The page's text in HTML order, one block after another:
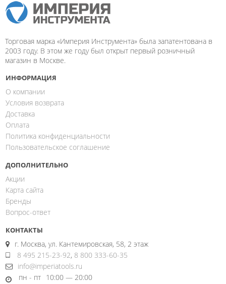
Торговая марка «Империя Инструмента» была запатентована в
2003 году. В этом же году был открыт первый розничный
магазин в Москве.
ИНФОРМАЦИЯ
О компании
Условия возврата
Доставка
Оплата
Политика конфиденциальности
Пользовательское соглашение
ДОПОЛНИТЕЛЬНО
Акции
Карта сайта
Бренды
Вопрос-ответ
КОНТАКТЫ
г. Москва, ул. Кантемировская, 58, 2 этаж
8 495 215-23-92, 8 800 333-60-35
info@imperiatools.ru
пн - пт 10:00 — 20:00